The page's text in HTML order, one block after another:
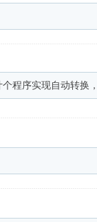
程序实现自动转换